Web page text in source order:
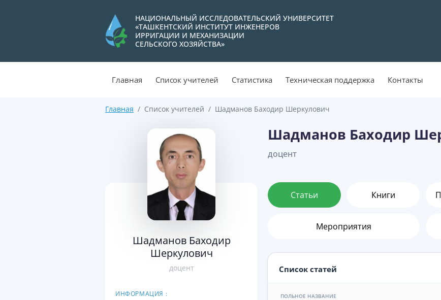
НАЦИОНАЛЬНЫЙ ИССЛЕДОВАТЕЛЬСКИЙ УНИВЕРСИТЕТ
«ТАШКЕНТСКИЙ ИНСТИТУТ ИНЖЕНЕРОВ
ИРРИГАЦИИ И МЕХАНИЗАЦИИ
СЕЛЬСКОГО ХОЗЯЙСТВА»
Главная Список учителей Статистика Техническая поддержка Контакты
Главная Список учителей Шадманов Баходир Шеркулович
Шадманов Баходир
Шеркулович
доцент
ИНФОРМАЦИЯ :
Шадманов Баходир
доцент
Статьи Книги
Мероприятия
Список статей
ПОЛЬНОЕ НАЗВАНИЕ